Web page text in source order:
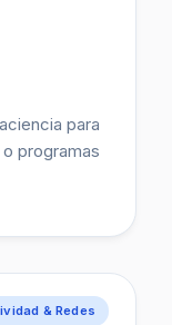
para
programas
& Redes